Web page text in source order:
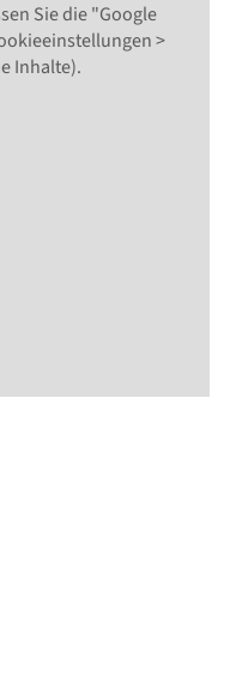
Sie die "Google
>
Inhalte).